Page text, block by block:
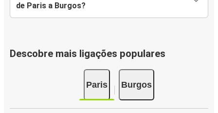
de Paris a Burgos?
Descobre mais ligações populares
Paris Burgos